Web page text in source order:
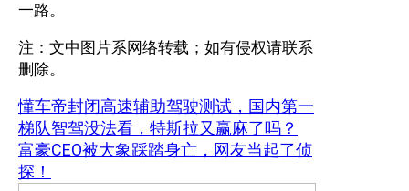
一路。
注：文中图片系网络转载；如有侵权请联系
删除。
懂车帝封闭高速辅助驾驶测试，国内第一
梯队智驾没法看，特斯拉又赢麻了吗？
富豪CEO被大象踩踏身亡，网友当起了侦
探！